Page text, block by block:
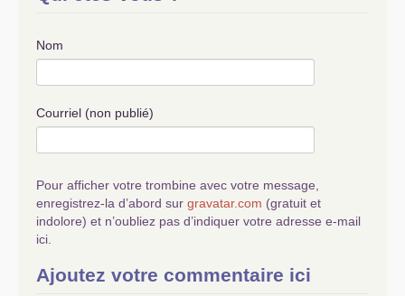
Nom
Courriel (non publié)
Pour afficher votre trombine avec votre message,
enregistrez-la d’abord sur gravatar.com (gratuit et
indolore) et n’oubliez pas d’indiquer votre adresse e-mail
ici.
Ajoutez votre commentaire ici